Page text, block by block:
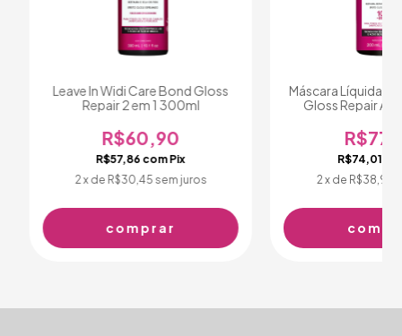
Leave In Widi Care Bond Gloss
Repair 2 em 1 300ml
R$60,90
R$57,86 comPix
2x de R$30,45 sem juros
Máscara Líquida
Gloss Repair
R$74,01
2 x de R$38,95